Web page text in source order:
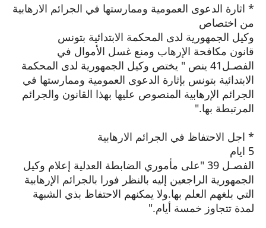
* اثارة الدعوى العمومية وممارستها في الجرائم الارهابية
من اختصاص
وكيل الجمهورية لدى المحكمة الابتدائية بتونس
قانون مكافحة الإرهاب ومنع غسل الأموال في
الفصـل41 ينص " يختص وكيل الجمهورية لدى المحكمة
الابتدائية بتونس بإثارة الدعوى العمومية وممارستها في
الجرائم الإرهابية المنصوص عليها بهذا القانون والجرائم
المرتبطة بها."
* اجل الاحتفاظ في الجرائم الارهابية
5 ايام
الفصـل 39 "على مأموري الضابطة العدلية إعلام وكيل
الجمهورية الراجعين إليه بالنظر فورا بالجرائم الإرهابية
التي بلغهم العلم بها.ولا يمكنهم الاحتفاظ بذي الشبهة
لمدة تتجاوز خمسة أيام."